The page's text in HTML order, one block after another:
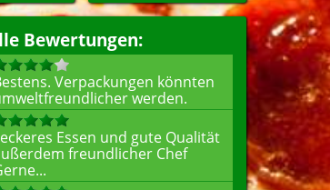
Bewertungen:
Verpackungen könnten
werden.
Essen und gute Qualität
freundlicher Chef